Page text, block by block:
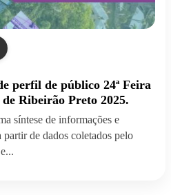
perfil de público 24ª Feira
Ribeirão Preto 2025.
síntese de informações e
de dados coletados pelo